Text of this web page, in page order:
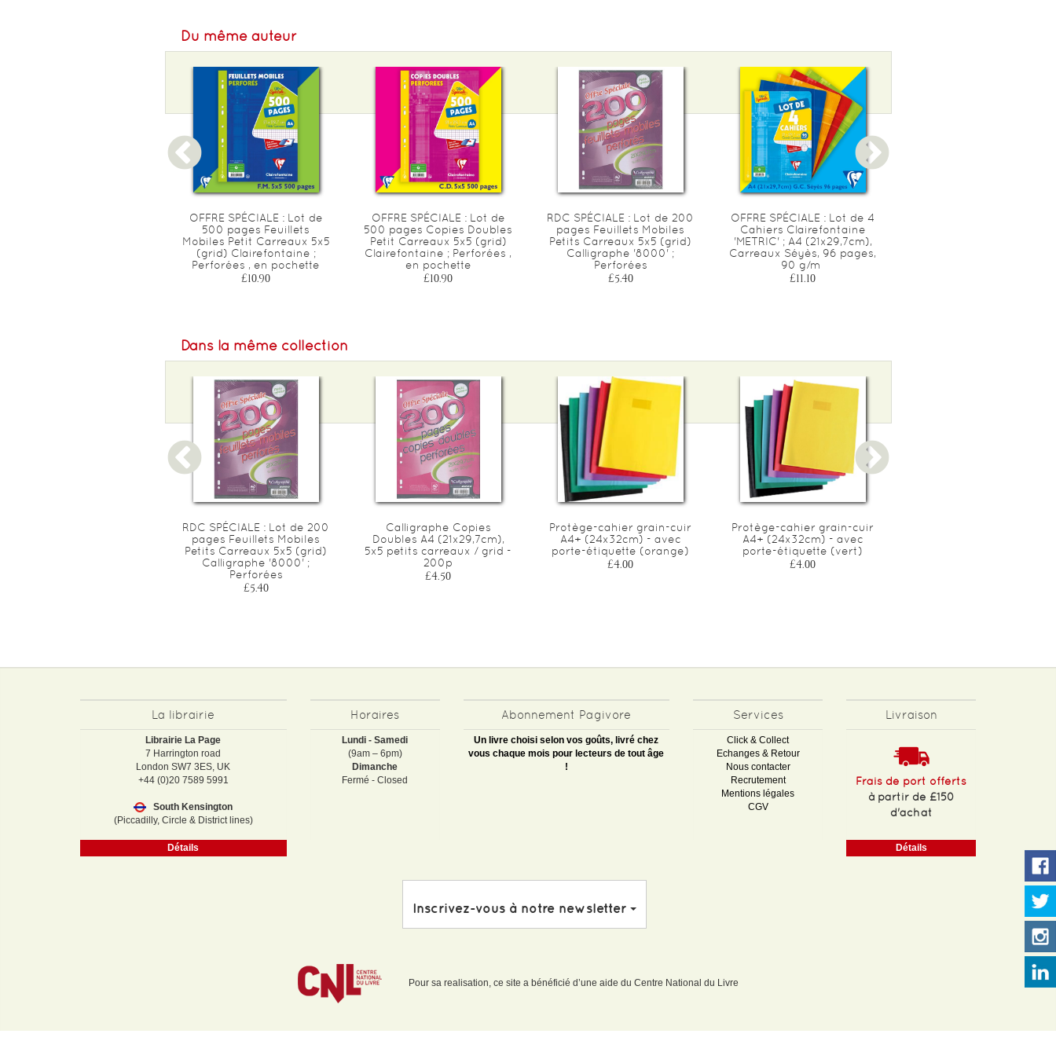
Du même auteur
OFFRE SPÉCIALE : Lot de
500 pages Feuillets
Mobiles Petit Carreaux 5x5
(grid) Clairefontaine ;
Perforées , en pochette
£10.90
OFFRE SPÉCIALE : Lot de
500 pages Copies Doubles
Petit Carreaux 5x5 (grid)
Clairefontaine ; Perforées ,
en pochette
£10.90
RDC SPÉCIALE : Lot de 200
pages Feuillets Mobiles
Petits Carreaux 5x5 (grid)
Calligraphe '8000' ;
Perforées
£5.40
OFFRE SPÉCIALE : Lot de 4
Cahiers Clairefontaine
'METRIC' ; A4 (21x29,7cm),
Carreaux Séyès, 96 pages,
90 g/m²
£11.10
Dans la même collection
RDC SPÉCIALE : Lot de 200
pages Feuillets Mobiles
Petits Carreaux 5x5 (grid)
Calligraphe '8000' ;
Perforées
£5.40
Calligraphe Copies
Doubles A4 (21x29,7cm),
5x5 petits carreaux / grid -
200p
£4.50
Protège-cahier grain-cuir
A4+ (24x32cm) - avec
porte-étiquette (orange)
£4.00
Protège-cahier grain-cuir
A4+ (24x32cm) - avec
porte-étiquette (vert)
£4.00
La librairie
Librairie La Page
7 Harrington road
London SW7 3ES, UK
+44 (0)20 7589 5991
South Kensington
(Piccadilly, Circle & District lines)
Détails
Horaires
Lundi - Samedi
(9am – 6pm)
Dimanche
Fermé - Closed
Abonnement Pagivore
Un livre choisi selon vos goûts, livré chez
vous chaque mois pour lecteurs de tout âge
!
Services
Click & Collect
Echanges & Retour
Nous contacter
Recrutement
Mentions légales
CGV
Livraison
Frais de port offerts
à partir de £150
d'achat
Détails
Inscrivez-vous à notre newsletter
Pour sa realisation, ce site a bénéficié d’une aide du Centre National du Livre